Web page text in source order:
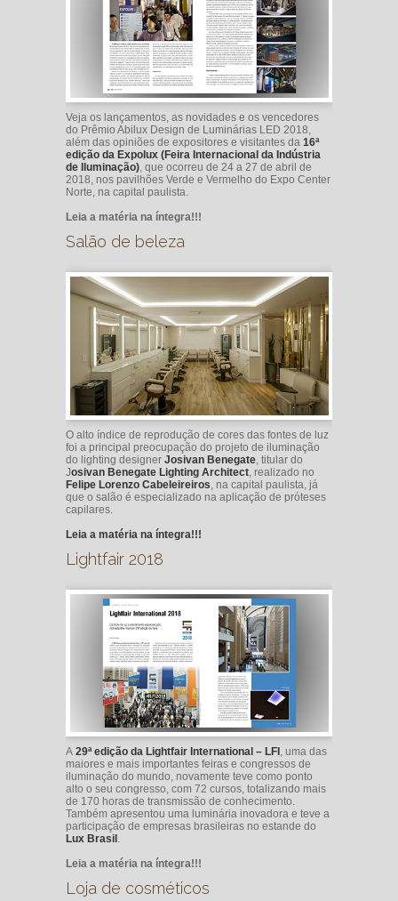
Veja os lançamentos, as novidades e os vencedores
do Prêmio Abilux Design de Luminárias LED 2018,
além das opiniões de expositores e visitantes da 16ª
edição da Expolux (Feira Internacional da Indústria
de Iluminação), que ocorreu de 24 a 27 de abril de
2018, nos pavilhões Verde e Vermelho do Expo Center
Norte, na capital paulista.
Leia a matéria na íntegra!!!
Salão de beleza
O alto índice de reprodução de cores das fontes de luz
foi a principal preocupação do projeto de iluminação
do lighting designer Josivan Benegate , titular do
Josivan Benegate Lighting Architect , realizado no
Felipe Lorenzo Cabeleireiros , na capital paulista, já
que o salão é especializado na aplicação de próteses
capilares.
Leia a matéria na íntegra!!!
Lightfair 2018
A 29ª edição da Lightfair International – LFI , uma das
maiores e mais importantes feiras e congressos de
iluminação do mundo, novamente teve como ponto
alto o seu congresso, com 72 cursos, totalizando mais
de 170 horas de transmissão de conhecimento.
Também apresentou uma luminária inovadora e teve a
participação de empresas brasileiras no estande do
Lux Brasil
Leia a matéria na íntegra!!!
Loja de cosméticos